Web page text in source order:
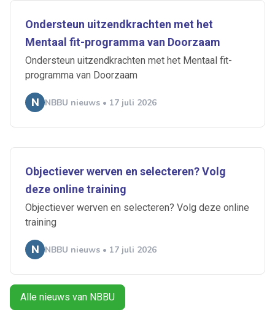
Ondersteun uitzendkrachten met het
Mentaal fit-programma van Doorzaam
Ondersteun uitzendkrachten met het Mentaal fit-
programma van Doorzaam
NBBU nieuws • 17 juli 2026
Objectiever werven en selecteren? Volg
deze online training
Objectiever werven en selecteren? Volg deze online
training
NBBU nieuws • 17 juli 2026
Alle nieuws van NBBU
Ontvang vacatures direct in
je mailbox
Alerts ontvangen
Artikelen zoeken